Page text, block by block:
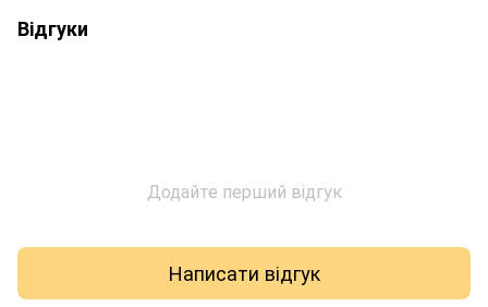
Відгуки
Додайте перший відгук
Написати відгук